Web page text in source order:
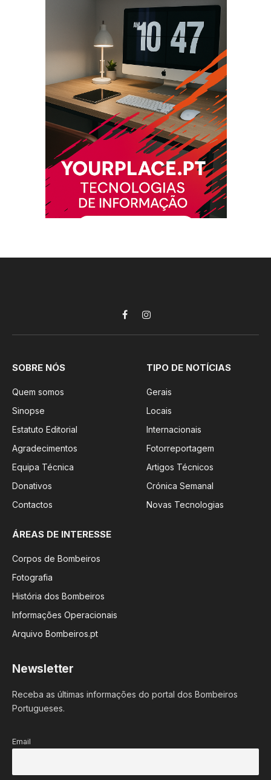
FacebookInstagram
SOBRE NÓS
Quem somos
Sinopse
Estatuto Editorial
Agradecimentos
Equipa Técnica
Donativos
Contactos
TIPO DE NOTÍCIAS
Gerais
Locais
Internacionais
Fotorreportagem
Artigos Técnicos
Crónica Semanal
Novas Tecnologias
ÁREAS DE INTERESSE
Corpos de Bombeiros
Fotografia
História dos Bombeiros
Informações Operacionais
Arquivo Bombeiros.pt
Newsletter
Receba as últimas informações do portal dos Bombeiros
Portugueses.
Email